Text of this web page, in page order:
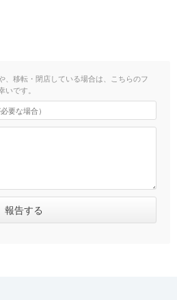
、移転・閉店している場合は、こちらのフ
です。